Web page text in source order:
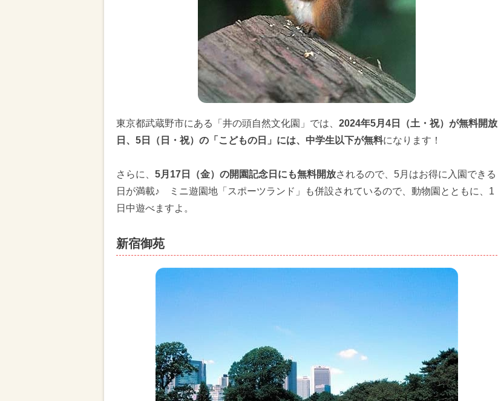
東京都武蔵野市にある「井の頭自然文化園」では、 2024年5月4日（土・祝）が無料開放
日、5日（日・祝）の「こどもの日」には、中学生以下が無料になります！
さらに、 5月17日（金）の開園記念日にも無料開放されるので、5月はお得に入園できる
日が満載♪ ミニ遊園地「スポーツランド」も併設されているので、動物園とともに、1
日中遊べますよ。
新宿御苑